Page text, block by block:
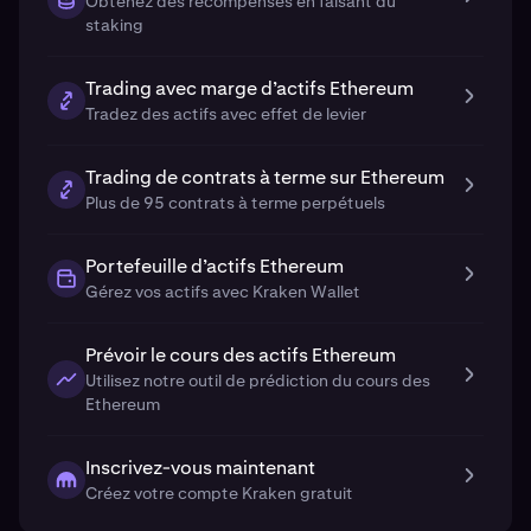
staking
Trading avec marge d’actifs Ethereum
Tradez des actifs avec effet de levier
Trading de contrats à terme sur Ethereum
Plus de 95 contrats à terme perpétuels
Portefeuille d’actifs Ethereum
Gérez vos actifs avec Kraken Wallet
Prévoir le cours des actifs Ethereum
Utilisez notre outil de prédiction du cours des
Ethereum
Inscrivez-vous maintenant
Créez votre compte Kraken gratuit